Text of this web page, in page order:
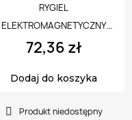
RYGIEL
ELEKTROMAGNETYCZNY
RE-25G2
AC/DC
72,36 zł
Dodaj do koszyka
Produkt niedostępny